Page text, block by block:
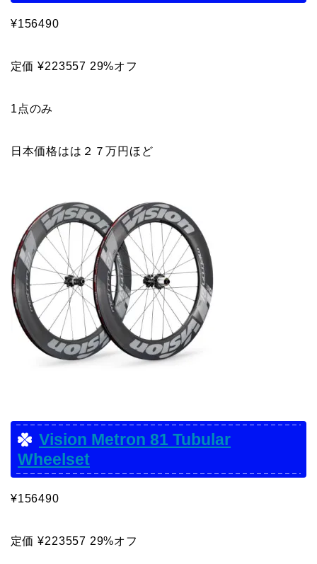
¥156490
定価 ¥223557 29%オフ
1点のみ
日本価格はは２７万円ほど
Vision Metron 81 Tubular
Wheelset
¥156490
定価 ¥223557 29%オフ